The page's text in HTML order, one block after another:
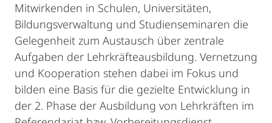
Mitwirkenden in Schulen, Universitäten,
Bildungsverwaltung und Studienseminaren die
Gelegenheit zum Austausch über zentrale
Aufgaben der Lehrkräfteausbildung. Vernetzung
und Kooperation stehen dabei im Fokus und
bilden eine Basis für die gezielte Entwicklung in
der 2. Phase der Ausbildung von Lehrkräften im